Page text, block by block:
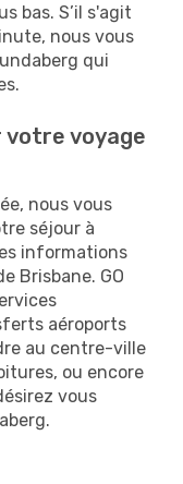
bas. S’il s'agit
nous vous
qui
votre voyage
nous vous
séjour à
informations
Brisbane. GO
aéroports
au centre-ville
ou encore
vous